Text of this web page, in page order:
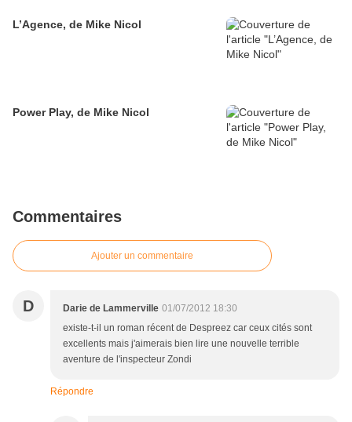
L’Agence, de Mike Nicol
Power Play, de Mike Nicol
Commentaires
Ajouter un commentaire
D Darie de Lammerville 01/07/2012 18:30
existe-t-il un roman récent de Despreez car ceux cités sont
excellents mais j'aimerais bien lire une nouvelle terrible
aventure de l'inspecteur Zondi
Répondre